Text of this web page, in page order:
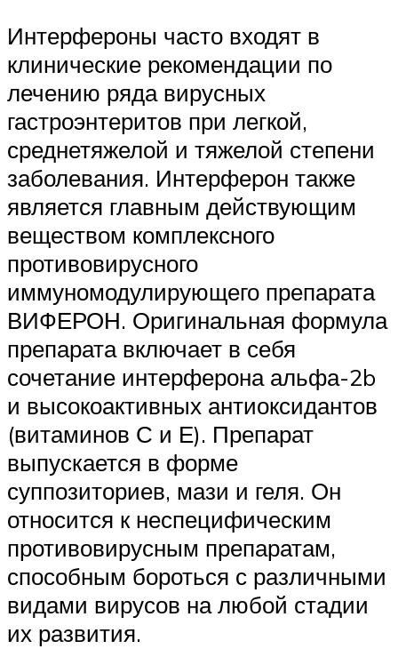
Интерфероны часто входят в
клинические рекомендации по
лечению ряда вирусных
гастроэнтеритов при легкой,
среднетяжелой и тяжелой степени
заболевания. Интерферон также
является главным действующим
веществом комплексного
противовирусного
иммуномодулирующего препарата
ВИФЕРОН. Оригинальная формула
препарата включает в себя
сочетание интерферона альфа-2b
и высокоактивных антиоксидантов
(витаминов С и Е). Препарат
выпускается в форме
суппозиториев, мази и геля. Он
относится к неспецифическим
противовирусным препаратам,
способным бороться с различными
видами вирусов на любой стадии
их развития.